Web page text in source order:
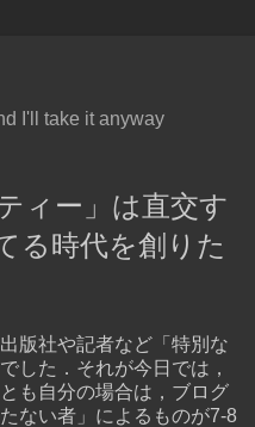
I'll take it anyway
ィー」は直交す
る時代を創りた
版社や記者など「特別な
した．それが今日では，
も自分の場合は，ブログ
ない者」によるものが7-8